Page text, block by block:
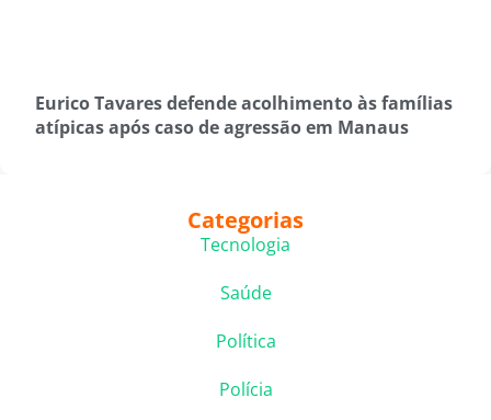
Eurico Tavares defende acolhimento às famílias
atípicas após caso de agressão em Manaus
Categorias
Tecnologia
Saúde
Política
Polícia